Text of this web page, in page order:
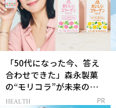
「50代になった今、答え
合わせできた」森永製菓
の“モリコラ”が未来のキ
レイを連れてくる！
HEALTH PR